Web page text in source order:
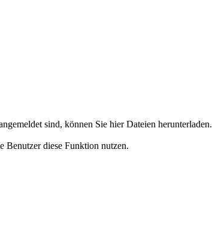
sind, können Sie hier Dateien herunterladen.
Benutzer diese Funktion nutzen.